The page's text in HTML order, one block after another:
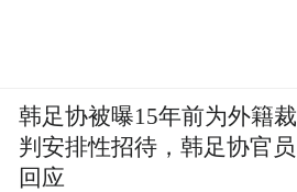
韩足协被曝15年前为外籍裁
判安排性招待，韩足协官员
回应